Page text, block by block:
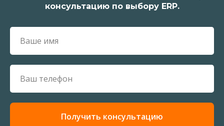
консультацию по выбору ERP.
Получить консультацию